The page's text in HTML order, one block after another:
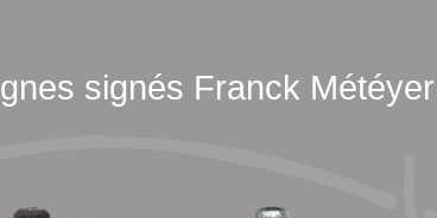
signés Franck Météyer